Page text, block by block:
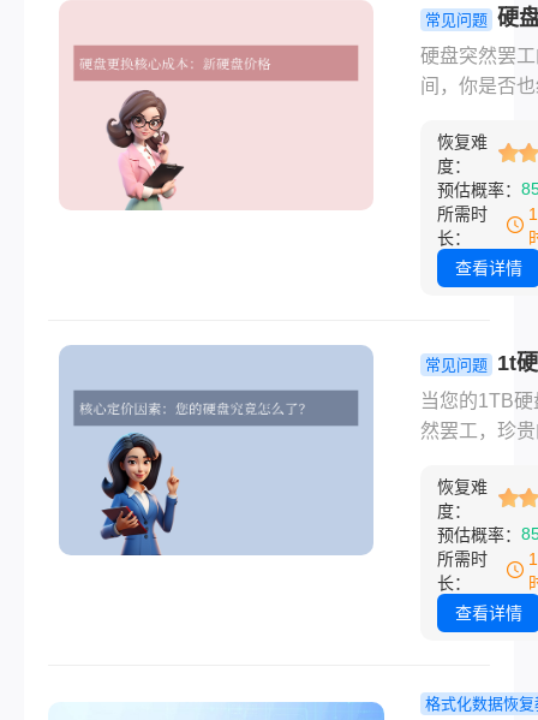
读硬盘故障
方法、一般
围以及实用
帮助你做出
策。
常见问题 硬
换一个多少
一篇超详细
硬盘突然罢
间，你是否
感觉？无论
资料、珍藏
是游戏存档
能瞬间陷入
那么硬盘坏
面解析硬盘
成本，助你
明智地解决
恢复难
度：
预估概率：
所需时
长：
查看详情
常见问题 1t
据恢复一般
钱指南：了
当您的1TB硬
然罢工，珍
件瞬间变得
问时，那种
是真实存在
时，“恢复数
多少钱？”自
数据恢复并
恢复难
度：
预估概率：
所需时
长：
查看详情
格式化数据恢复